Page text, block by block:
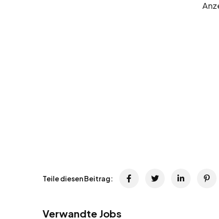
Teile diesen Beitrag:
Verwandte Jobs